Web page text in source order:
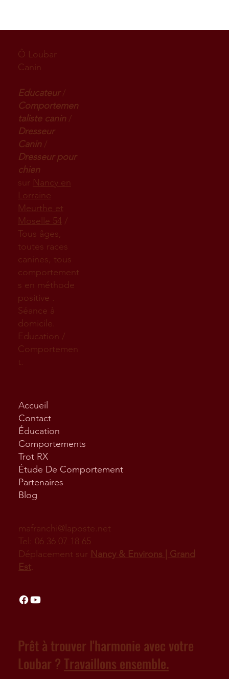
Ô Loubar
Canin
Educateur/
Comportemen
taliste canin/
Dresseur
Canin/
Dresseur pour
chien
sur Nancy en
Lorraine
Meurthe et
Moselle 54/
Tous âges,
toutes races
canines, tous
comportement
s en méthode
positive .
Séance à
domicile.
Education /
Comportemen
t.
Accueil
Contact
Éducation
Comportements
Trot RX
Étude De Comportement
Partenaires
Blog
mafranchi@laposte.net
Tel: 06 36 07 18 65
Déplacement sur Nancy & Environs | Grand
Est.
Prêt à trouver l'harmonie avec votre
Loubar ? Travaillons ensemble.